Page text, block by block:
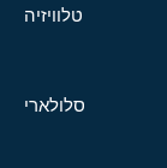
טלוויזיה
סלולארי